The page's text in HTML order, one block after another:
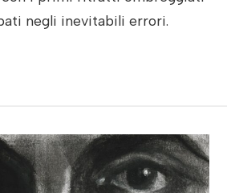
negli inevitabili errori.